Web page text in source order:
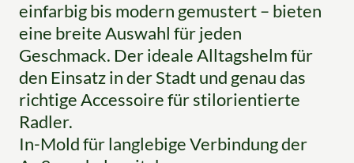
einfarbig bis modern gemustert – bieten
eine breite Auswahl für jeden
Geschmack. Der ideale Alltagshelm für
den Einsatz in der Stadt und genau das
richtige Accessoire für stilorientierte
Radler.
In-Mold für langlebige Verbindung der